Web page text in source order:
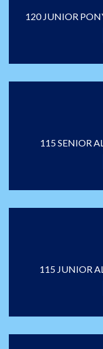
120 JUNIOR
115 SENIOR
115 JUNIOR